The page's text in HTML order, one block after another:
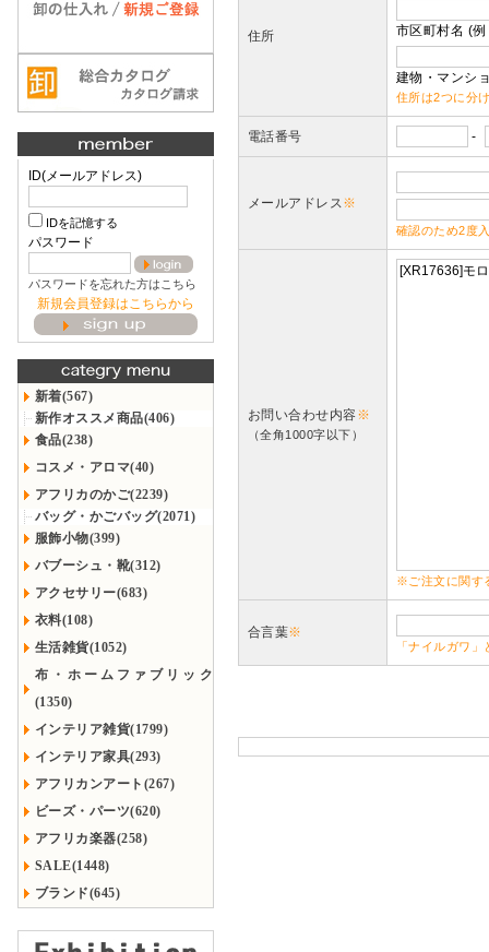
ID(メールアドレス)
IDを記憶する
パスワード
パスワードを忘れた方はこちら
新規会員登録はこちらから
新着(567)
新作オススメ商品(406)
食品(238)
コスメ・アロマ(40)
アフリカのかご(2239)
バッグ・かごバッグ(2071)
服飾小物(399)
バブーシュ・靴(312)
アクセサリー(683)
衣料(108)
生活雑貨(1052)
布・ホームファブリック
(1350)
インテリア雑貨(1799)
インテリア家具(293)
アフリカンアート(267)
ビーズ・パーツ(620)
アフリカ楽器(258)
SALE(1448)
ブランド(645)
住所 市区町村名 (
建物・マンシ
住所は2つに分
電話番号 -
メールアドレス※
確認のため2度
お問い合わせ内容※
（全角1000字以下）
※ご注文に関す
合言葉※
「ナイルガワ